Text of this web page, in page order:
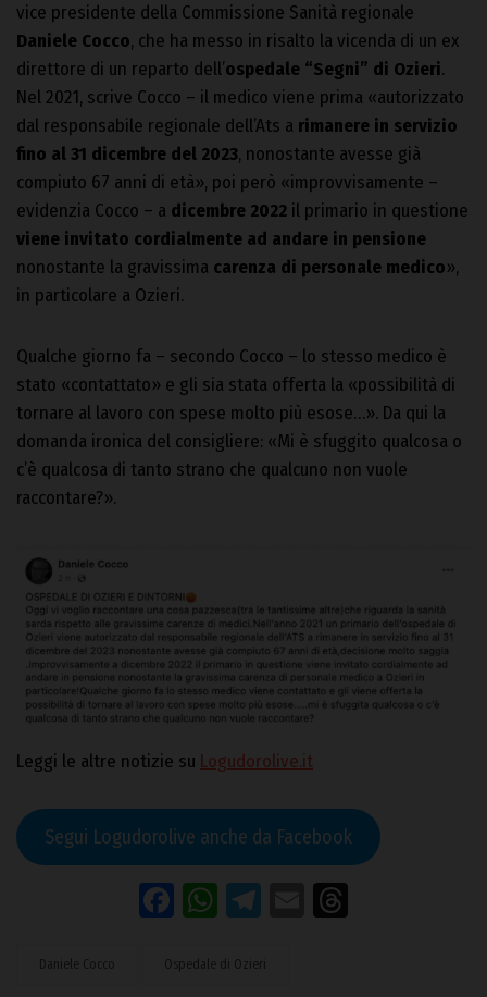
vice presidente della Commissione Sanità regionale
Daniele Cocco, che ha messo in risalto la vicenda di un ex
direttore di un reparto dell’ospedale “Segni” di Ozieri.
Nel 2021, scrive Cocco – il medico viene prima «autorizzato
dal responsabile regionale dell’Ats a rimanere in servizio
fino al31 dicembre del 2023, nonostante avesse già
compiuto 67 anni di età», poi però «improvvisamente –
evidenzia Cocco – a dicembre 2022 il primario in questione
viene invitato cordialmente ad andare in pensione
nonostante la gravissima carenza di personale medico»,
in particolare a Ozieri.
Qualche giorno fa – secondo Cocco – lo stesso medico è
stato «contattato» e gli sia stata offerta la «possibilità di
tornare al lavoro con spese molto più esose…». Da qui la
domanda ironica del consigliere: «Mi è sfuggito qualcosa o
c’è qualcosa di tanto strano che qualcuno non vuole
raccontare?».
Leggi le altre notizie su Logudorolive.it
Segui Logudorolive anche da Facebook
Facebook
WhatsApp
Telegram
Email
Daniele Cocco Ospedale di Ozieri